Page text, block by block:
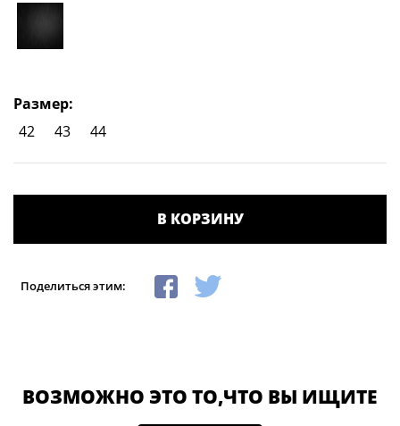
Размер:
42
43 44
В КОРЗИНУ
Поделиться этим:
ВОЗМОЖНО ЭТО ТО,ЧТО ВЫ ИЩИТЕ